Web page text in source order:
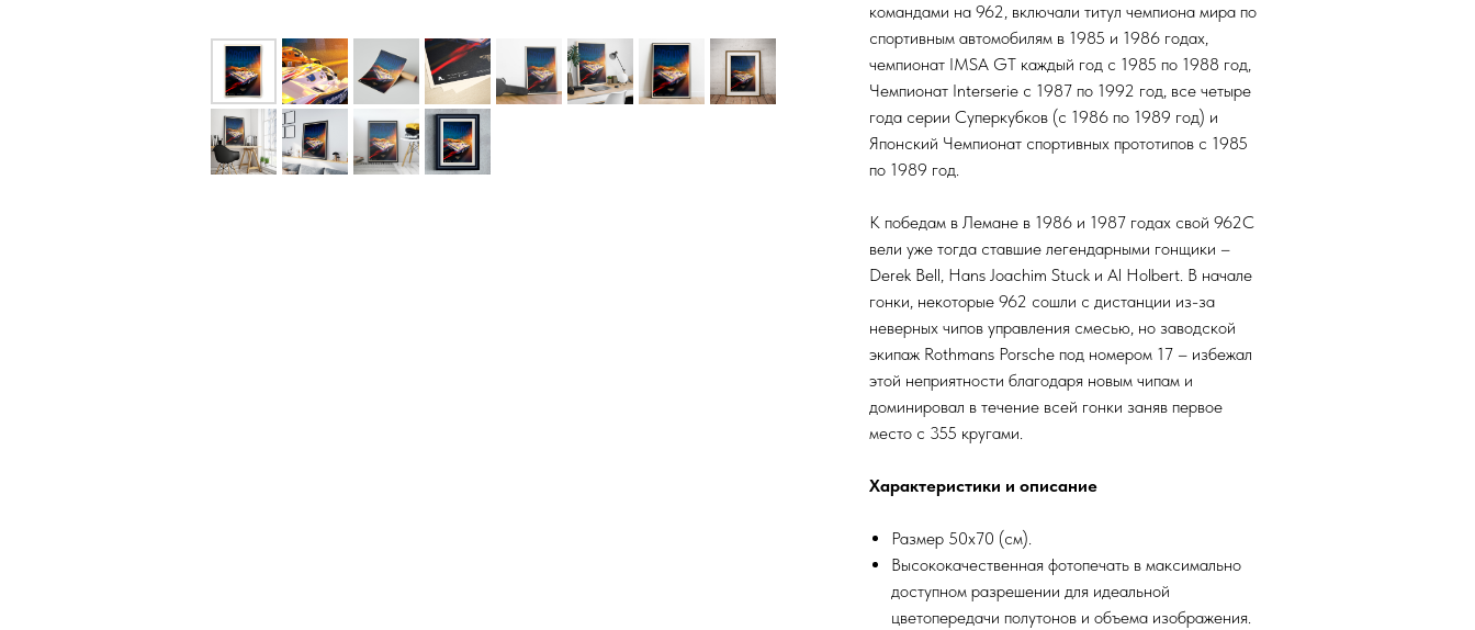
командами на 962, включали титул чемпиона мира по
спортивным автомобилям в 1985 и 1986 годах,
чемпионат IMSA GT каждый год с 1985 по 1988 год,
Чемпионат Interserie с 1987 по 1992 год, все четыре
года серии Суперкубков (с 1986 по 1989 год) и
Японский Чемпионат спортивных прототипов с 1985
по 1989 год.
К победам в Лемане в 1986 и 1987 годах свой 962C
вели уже тогда ставшие легендарными гонщики –
Derek Bell, Hans Joachim Stuck и Al Holbert. В начале
гонки, некоторые 962 сошли с дистанции из-за
неверных чипов управления смесью, но заводской
экипаж Rothmans Porsche под номером 17 – избежал
этой неприятности благодаря новым чипам и
доминировал в течение всей гонки заняв первое
место с 355 кругами.
Характеристики и описание
Размер 50х70 (см).
Высококачественная фотопечать в максимально
доступном разрешении для идеальной
цветопередачи полутонов и объема изображения.